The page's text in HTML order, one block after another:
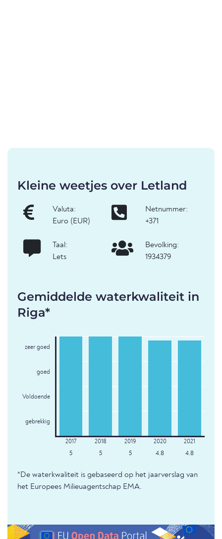
Kleine weetjes over Letland
Valuta:
Euro (EUR)
Netnummer:
+371
Taal:
Lets
Bevolking:
1934379
Gemiddelde waterkwaliteit in
Riga*
zeer goed
goed
Voldoende
gebrekkig
5 5 5 4.8 4.8
*De waterkwaliteit is gebaseerd op het jaarverslag van
het Europees Milieuagentschap EMA.